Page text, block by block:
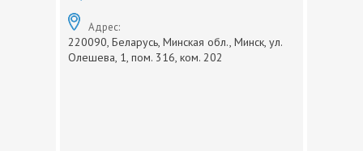
Адрес:
220090, Беларусь, Минская обл., Минск, ул.
Олешева, 1, пом. 316, ком. 202